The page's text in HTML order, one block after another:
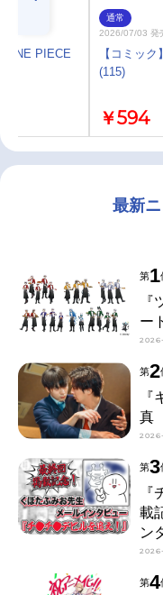
ONE PIECE
通常
2026/07/03 発
【コミッ
(115)
￥594
最新
第1
ー
第2
真
第3
載
ン
第4